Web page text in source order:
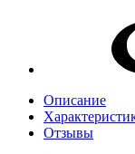
Описание
Отзывы